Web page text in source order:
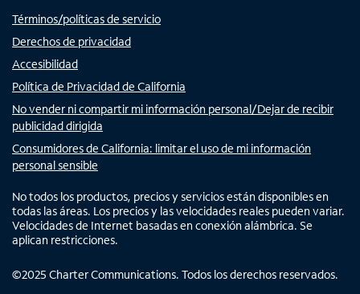
Términos/políticas de servicio
Derechos de privacidad
Accesibilidad
Política de Privacidad de California
No vender ni compartir mi información personal/Dejar de recibir
publicidad dirigida
Consumidores de California: limitar el uso de mi información
personal sensible
No todos los productos, precios y servicios están disponibles en
todas las áreas. Los precios y las velocidades reales pueden variar.
Velocidades de Internet basadas en conexión alámbrica. Se
aplican restricciones.
©2025 Charter Communications. Todos los derechos reservados.